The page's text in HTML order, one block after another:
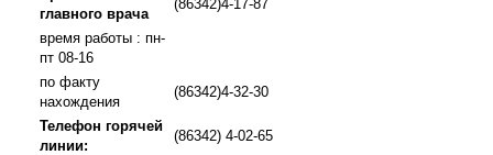
главного врача
(86342)4-17-87
время работы : пн-
пт 08-16
по факту
нахождения
(86342)4-32-30
Телефон горячей
линии:
(86342) 4-02-65